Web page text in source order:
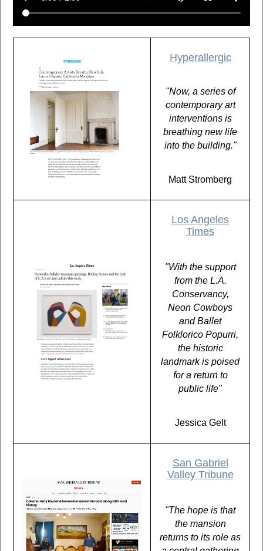
Hyperallergic
"Now, a series of
contemporary art
interventions is
breathing new life
into the building."
Matt Stromberg
Los Angeles
Times
"With the support
from the L.A.
Conservancy,
Neon Cowboys
and Ballet
Folklorico Popurri,
the historic
landmark is poised
for a return to
public life"
Jessica Gelt
San Gabriel
Valley Tribune
"The hope is that
the mansion
returns to its role as